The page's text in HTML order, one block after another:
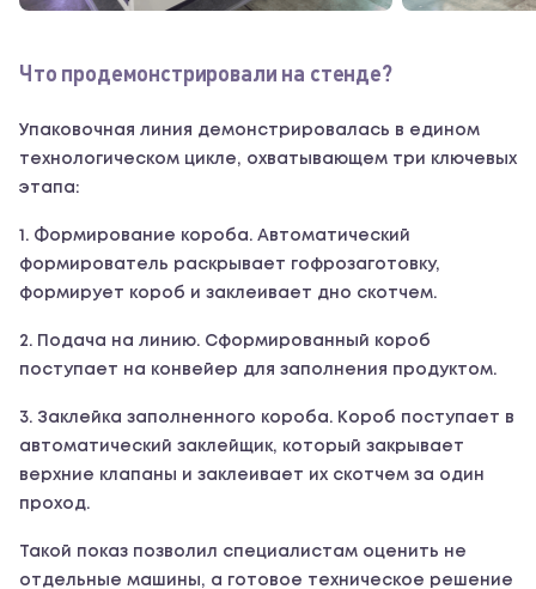
Что продемонстрировали на стенде?
Упаковочная линия демонстрировалась в едином
технологическом цикле, охватывающем три ключевых
этапа:
1. Формирование короба. Автоматический
формирователь раскрывает гофрозаготовку,
формирует короб и заклеивает дно скотчем.
2. Подача на линию. Сформированный короб
поступает на конвейер для заполнения продуктом.
3. Заклейка заполненного короба. Короб поступает в
автоматический заклейщик, который закрывает
верхние клапаны и заклеивает их скотчем за один
проход.
Такой показ позволил специалистам оценить не
отдельные машины, а готовое техническое решение